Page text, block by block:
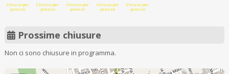
Chiuso per
pranzo
Chiuso per
pranzo
Chiuso per
pranzo
Chiuso per
pranzo
Chiuso per
pranzo
Prossime chiusure
Non ci sono chiusure in programma.